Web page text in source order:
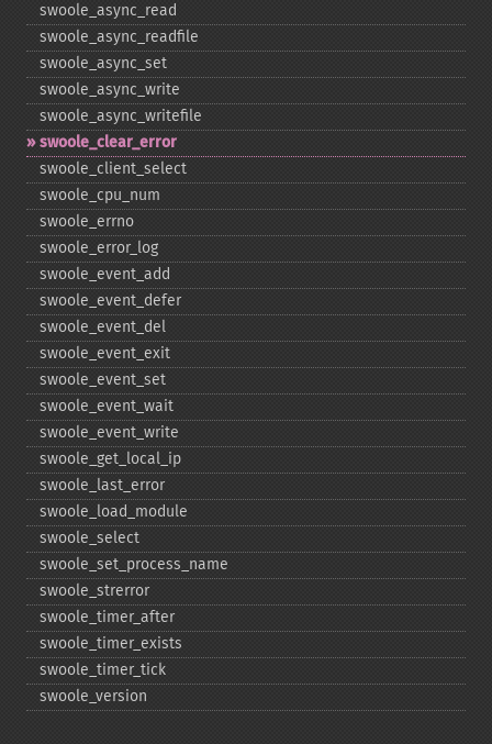
swoole_​async_​read
swoole_​async_​readfile
swoole_​async_​set
swoole_​async_​write
swoole_​async_​writefile
swoole_​clear_​error
swoole_​client_​select
swoole_​cpu_​num
swoole_​errno
swoole_​error_​log
swoole_​event_​add
swoole_​event_​defer
swoole_​event_​del
swoole_​event_​exit
swoole_​event_​set
swoole_​event_​wait
swoole_​event_​write
swoole_​get_​local_​ip
swoole_​last_​error
swoole_​load_​module
swoole_​select
swoole_​set_​process_​name
swoole_​strerror
swoole_​timer_​after
swoole_​timer_​exists
swoole_​timer_​tick
swoole_​version